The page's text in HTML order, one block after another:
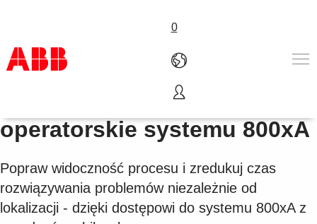
0
Produkty i rozwiązania
Branże
About us
Złóż zamówienie
Skontaktuj się z nami
Mobilne interfejsy
operatorskie systemu 800xA
Popraw widoczność procesu i zredukuj czas
rozwiązywania problemów niezależnie od
lokalizacji - dzięki dostępowi do systemu 800xA z